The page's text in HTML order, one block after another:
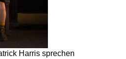
Harris sprechen